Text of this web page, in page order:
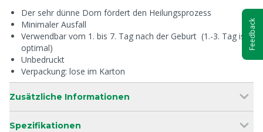
Der sehr dünne Dorn fördert den Heilungsprozess
Minimaler Ausfall
Verwendbar vom 1. bis 7. Tag nach der Geburt (1.-3. Tag ist
optimal)
Unbedruckt
Verpackung: lose im Karton
Zusätzliche Informationen
Spezifikationen
Feedback